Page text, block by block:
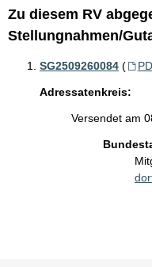
Zu diesem RV
Stellungnahmen/
SG2509260084 (
Adressatenkreis:
Versendet am